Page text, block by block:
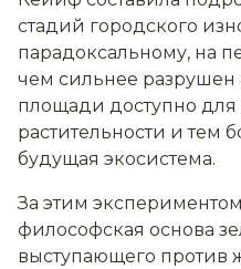
стадий городского
парадоксальному, на
чем сильнее разрушен
площади доступно для
растительности и тем
будущая экосистема.
За этим экспериментом
философская основа
выступающего против